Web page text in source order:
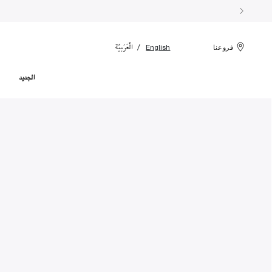
فروعنا English الْعَرَبيّة
الجديد